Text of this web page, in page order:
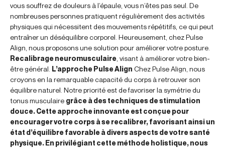
vous souffrez de douleurs à l’épaule, vous n’êtes pas seul. De
nombreuses personnes pratiquent régulièrement des activités
physiques qui nécessitent des mouvements répétitifs, ce qui peut
entraîner un déséquilibre corporel. Heureusement, chez Pulse
Align, nous proposons une solution pour améliorer votre posture.
Recalibrage neuromusculaire , visant à améliorer votre bien-
être général. L’approche Pulse Align Chez Pulse Align, nous
croyons en la remarquable capacité du corps à retrouver son
équilibre naturel. Notre priorité est de favoriser la symétrie du
tonus musculaire grâce à des techniques de stimulation
douce. Cette approche innovante est conçue pour
encourager votre corps à se recalibrer, favorisant ainsi un
état d’équilibre favorable à divers aspects de votre santé
physique. En privilégiant cette méthode holistique, nous